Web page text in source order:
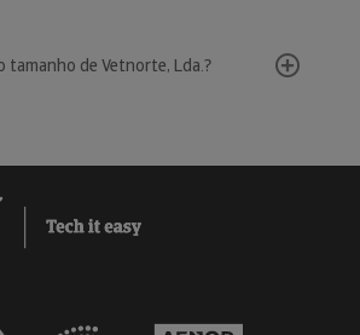
tamanho de Vetnorte, Lda.?